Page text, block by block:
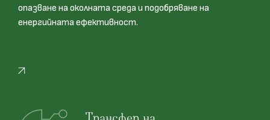
опазване на околната среда и подобряване на
енергийната ефективност.